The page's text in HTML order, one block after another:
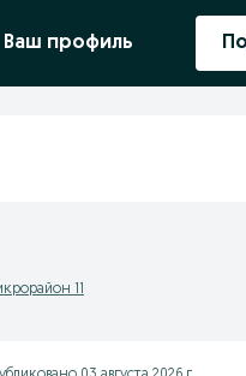
Ваш профиль
11